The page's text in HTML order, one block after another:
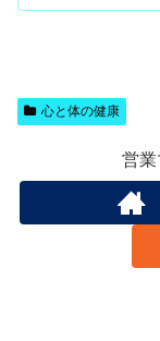
心と体の健康
営業